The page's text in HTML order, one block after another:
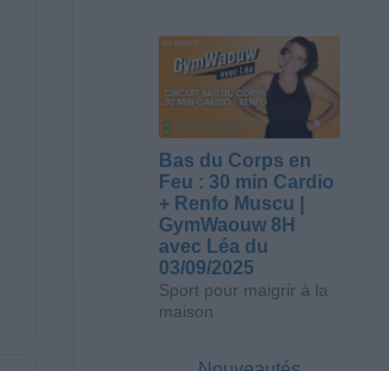
Bas du Corps en
Feu : 30 min Cardio
+ Renfo Muscu |
GymWaouw 8H
avec Léa du
03/09/2025
Sport pour maigrir à la
maison